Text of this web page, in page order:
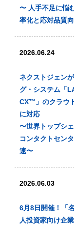
〜 人手不足に悩
率化と応対品質
2026.06.24
ネクストジェン
グ・システム「
CX™️」のクラウ
に対応
〜世界トップシ
コンタクトセン
速〜
2026.06.03
6月8日開催！「
人投資家向け企